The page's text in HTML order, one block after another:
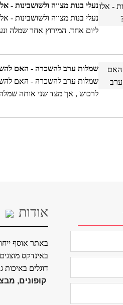
נעלי בנות מצווה ולשושבינות -
נעלי בנות מצווה ולשושבינות -
ליום אחד. המירוץ אחר שמלה
שמלות ערב להשכרה - האם
שמלות ערב להשכרה - האם
לרכוש , אך מצד שני אותה
אודות
באתר אוסף
באינדקס
דוגלים באיכות
קופונים,